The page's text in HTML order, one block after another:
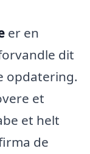
er en
dit
opdatering.
et
et helt
de